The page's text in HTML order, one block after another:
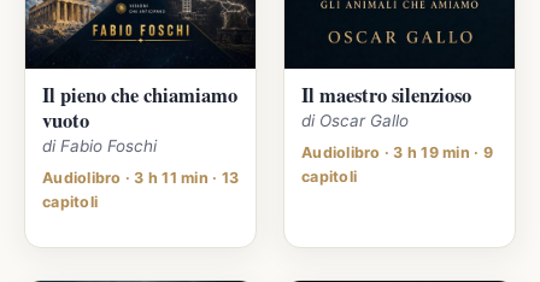
Il pieno che chiamiamo
vuoto
di Fabio Foschi
Audiolibro · 3 h 11 min · 13
capitoli
Il maestro silenzioso
di Oscar Gallo
Audiolibro · 3 h 19 min · 9
capitoli